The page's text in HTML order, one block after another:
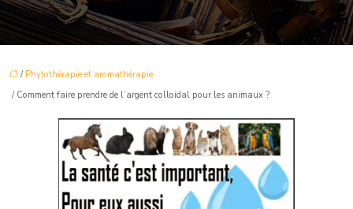
/ Phytothérapie et aromathérapie
/ Comment faire prendre de l’argent colloidal pour les animaux ?